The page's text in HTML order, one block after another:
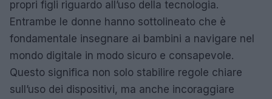
propri figli riguardo all’uso della tecnologia.
Entrambe le donne hanno sottolineato che è
fondamentale insegnare ai bambini a navigare nel
mondo digitale in modo sicuro e consapevole.
Questo significa non solo stabilire regole chiare
sull’uso dei dispositivi, ma anche incoraggiare